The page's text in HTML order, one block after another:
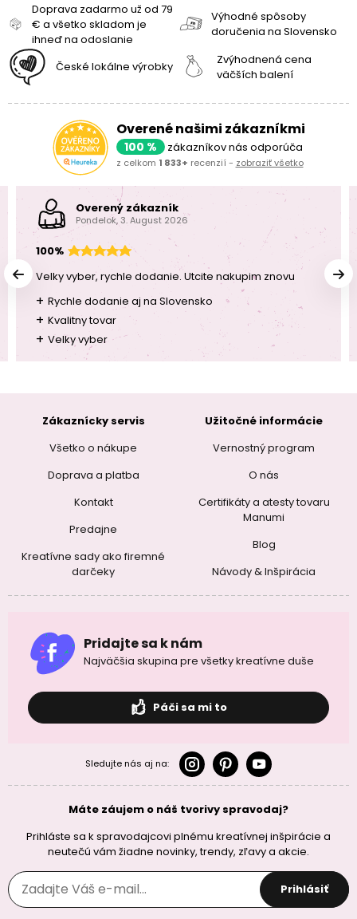
Doprava zadarmo už od 79
€ a všetko skladom je
ihneď na odoslanie
Výhodné spôsoby
doručenia na Slovensko
České lokálne výrobky
Zvýhodnená cena
väčších balení
Overené našimi zákazníkmi
100 % zákazníkov nás odporúča
z celkom 1 833+ recenzií - zobraziť všetko
Overený zákazník
Pondelok, 3. August 2026
100%
Velky vyber, rychle dodanie. Utcite nakupim znovu
+ Rychle dodanie aj na Slovensko
+ Kvalitny tovar
+ Velky vyber
Zákaznícky servis
Všetko o nákupe
Doprava a platba
Kontakt
Predajne
Kreatívne sady ako firemné
darčeky
Užitočné informácie
Vernostný program
O nás
Certifikáty a atesty tovaru
Manumi
Blog
Návody & Inšpirácia
Pridajte sa k nám
Najväčšia skupina pre všetky kreatívne duše
Páči sa mi to
Sledujte nás aj na:
Máte záujem o náš tvorivy spravodaj?
Prihláste sa k spravodajcovi plnému kreatívnej inšpirácie a
neutečú vám žiadne novinky, trendy, zľavy a akcie.
Prihlásiť